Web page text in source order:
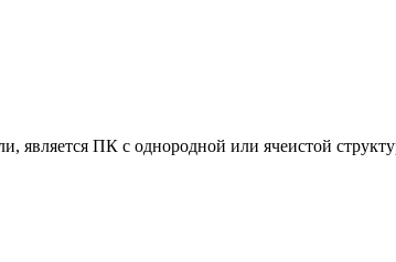
является ПК с однородной или ячеистой